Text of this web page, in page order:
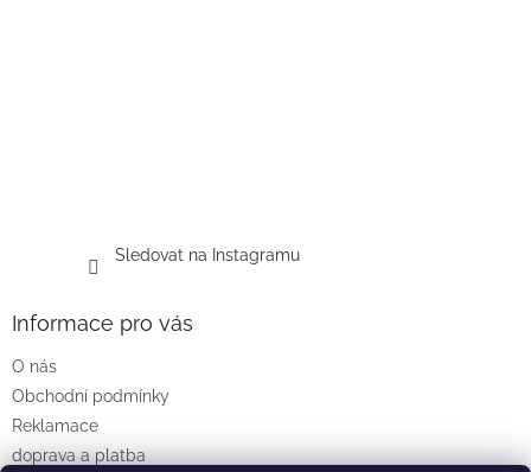
Sledovat na Instagramu
Informace pro vás
O nás
Obchodní podmínky
Reklamace
doprava a platba